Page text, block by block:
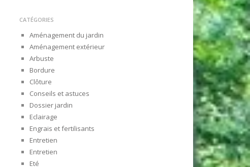
CATÉGORIES
Aménagement du jardin
Aménagement extérieur
Arbuste
Bordure
Clôture
Conseils et astuces
Dossier jardin
Eclairage
Engrais et fertilisants
Entretien
Entretien
Eté